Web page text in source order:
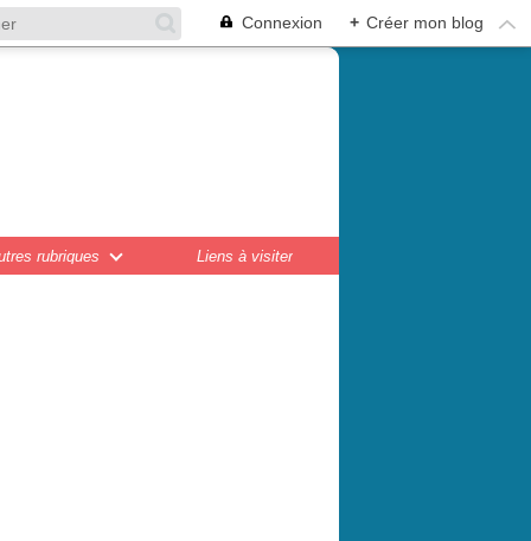
Connexion + Créer mon blog
rubriques Liens à visiter